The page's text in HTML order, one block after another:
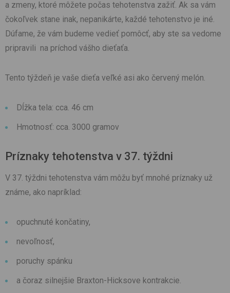
a zmeny, ktoré môžete počas tehotenstva zažiť. Ak sa vám
čokoľvek stane inak, nepanikárte, každé tehotenstvo je iné.
Dúfame, že vám budeme vedieť pomôcť, aby ste sa vedome
pripravili na príchod vášho dieťaťa.
Tento týždeň je vaše dieťa veľké asi ako červený melón.
Dĺžka tela: cca. 46 cm
Hmotnosť: cca. 3000 gramov
Príznaky tehotenstva v 37. týždni
V 37. týždni tehotenstva vám môžu byť mnohé príznaky už
známe, ako napríklad:
opuchnuté končatiny,
nevoľnosť,
poruchy spánku
a čoraz silnejšie Braxton-Hicksove kontrakcie.